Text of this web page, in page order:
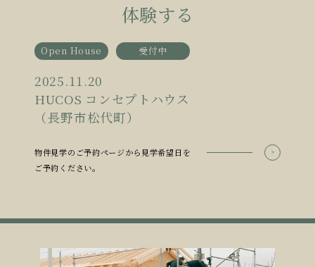
体験する
Open House 受付中
2025.11.20
HUCOS コンセプトハウス
（長野市松代町）
物件見学のご予約ページから見学希望日を
ご予約ください。